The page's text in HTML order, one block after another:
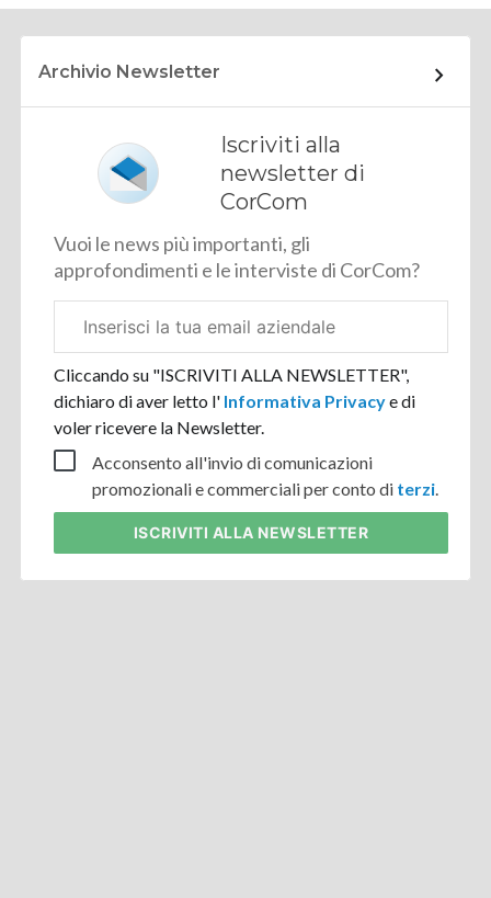
Archivio Newsletter
Iscriviti alla
newsletter di
CorCom
Vuoi le news più importanti, gli
approfondimenti e le interviste di CorCom?
aziendale
Cliccando su "ISCRIVITI ALLA NEWSLETTER",
dichiaro di aver letto l' Informativa Privacye di
voler ricevere la Newsletter.
Acconsento all'invio di comunicazioni
promozionali e commerciali per conto di terzi
ISCRIVITI ALLA NEWSLETTER